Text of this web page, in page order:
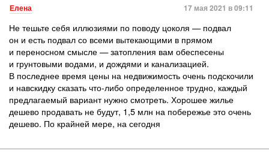
Елена 17 мая 2021 в 09:11
Не тешьте себя иллюзиями по поводу цоколя — подвал
он и есть подвал со всеми вытекающими в прямом
и переносном смысле — затопления вам обеспесены
и грунтовыми водами, и дождями и канализацией.
В последнее время цены на недвижимость очень подскочили
и навскидку сказать что-либо определенное трудно, каждый
предлагаемый вариант нужно смотреть. Хорошее жилье
дешево продавать не будут, 1,5 млн на побережье это очень
дешево. По крайней мере, на сегодня